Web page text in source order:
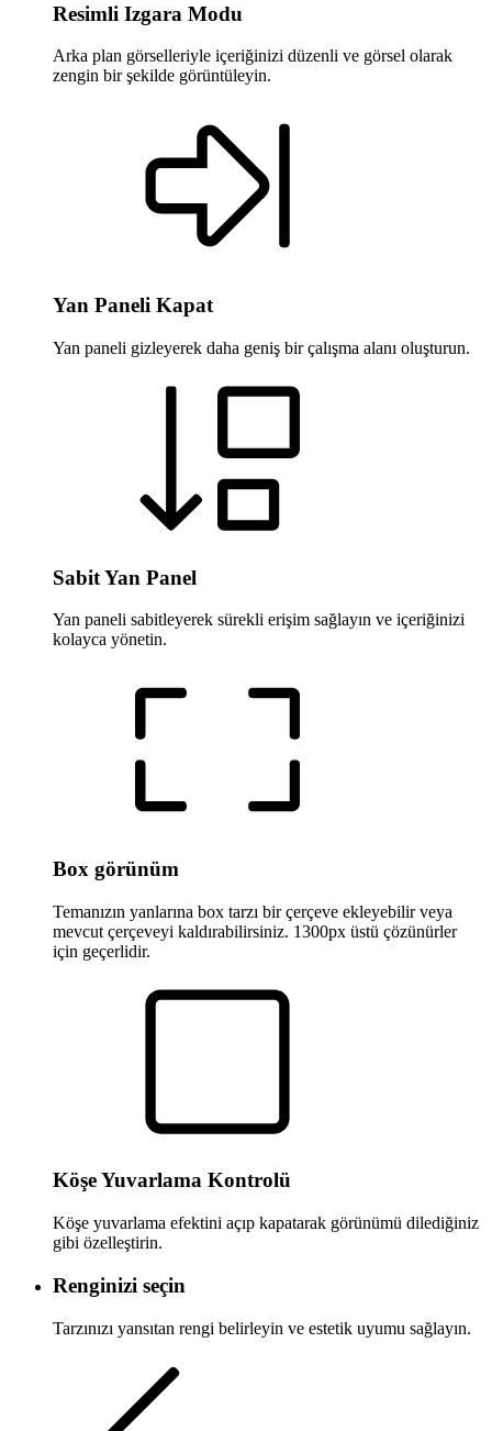
Resimli Izgara Modu
Arka plan görselleriyle içeriğinizi düzenli ve görsel olarak
zengin bir şekilde görüntüleyin.
Yan Paneli Kapat
Yan paneli gizleyerek daha geniş bir çalışma alanı oluşturun.
Sabit Yan Panel
Yan paneli sabitleyerek sürekli erişim sağlayın ve içeriğinizi
kolayca yönetin.
Box görünüm
Temanızın yanlarına box tarzı bir çerçeve ekleyebilir veya
mevcut çerçeveyi kaldırabilirsiniz. 1300px üstü çözünürler
için geçerlidir.
Köşe Yuvarlama Kontrolü
Köşe yuvarlama efektini açıp kapatarak görünümü dilediğiniz
gibi özelleştirin.
Renginizi seçin
Tarzınızı yansıtan rengi belirleyin ve estetik uyumu sağlayın.